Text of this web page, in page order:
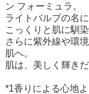
ン フォーミュラ。
ライトバルブの名
こっくりと肌に馴
さらに紫外線や環
肌へ。
肌は、美しく輝きだ
*1香りによる心地よ